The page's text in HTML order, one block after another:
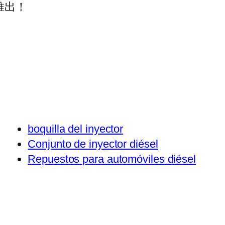
！
boquilla del inyector
Conjunto de inyector diésel
Repuestos para automóviles diésel